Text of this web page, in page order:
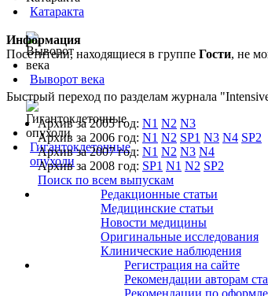
Катаракта
Выворот века
Гигантоклеточные
опухоли
Информация
Посетители, находящиеся в группе Гости, не
Быстрый переход по разделам журнала
Архив за 2005 год: N1 N2 N3
Архив за 2006 год: N1 N2 SP1 N3 N4 SP2
Архив за 2007 год: N1 N2 N3 N4
Архив за 2008 год: SP1 N1 N2 SP2
Поиск по всем выпускам
Редакционные статьи
Медицинские статьи
Новости медицины
Оригинальные исследования
Клинические наблюдения
Регистрация на сайте
Рекомендации авторам
Рекомендации по